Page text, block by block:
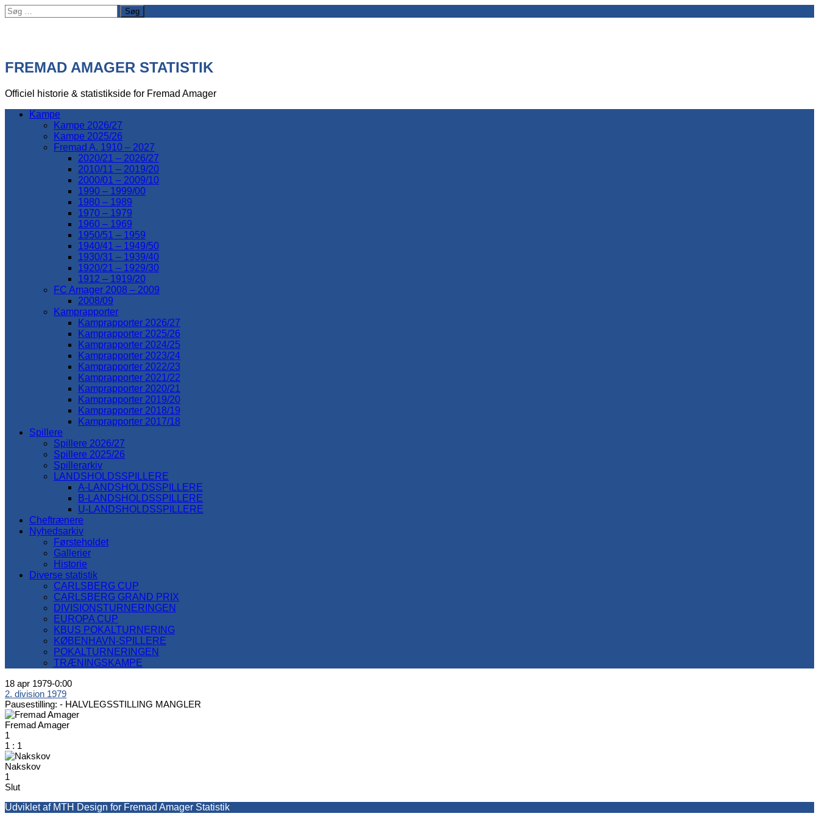
Søg
efter:
FREMAD AMAGER STATISTIK
Officiel historie & statistikside for Fremad Amager
Kampe
Kampe 2026/27
Kampe 2025/26
Fremad A. 1910 – 2027
2020/21 – 2026/27
2010/11 – 2019/20
2000/01 – 2009/10
1990 – 1999/00
1980 – 1989
1970 – 1979
1960 – 1969
1950/51 – 1959
1940/41 – 1949/50
1930/31 – 1939/40
1920/21 – 1929/30
1912 – 1919/20
FC Amager 2008 – 2009
2008/09
Kamprapporter
Kamprapporter 2026/27
Kamprapporter 2025/26
Kamprapporter 2024/25
Kamprapporter 2023/24
Kamprapporter 2022/23
Kamprapporter 2021/22
Kamprapporter 2020/21
Kamprapporter 2019/20
Kamprapporter 2018/19
Kamprapporter 2017/18
Spillere
Spillere 2026/27
Spillere 2025/26
Spillerarkiv
LANDSHOLDSSPILLERE
A-LANDSHOLDSSPILLERE
B-LANDSHOLDSSPILLERE
U-LANDSHOLDSSPILLERE
Cheftrænere
Nyhedsarkiv
Førsteholdet
Gallerier
Historie
Diverse statistik
CARLSBERG CUP
CARLSBERG GRAND PRIX
DIVISIONSTURNERINGEN
EUROPA CUP
KBUS POKALTURNERING
KØBENHAVN-SPILLERE
POKALTURNERINGEN
TRÆNINGSKAMPE
18 apr 1979-0:00
2. division 1979
Pausestilling: - HALVLEGSSTILLING MANGLER
Fremad Amager
1
1 : 1
Nakskov
1
Slut
Udviklet af MTH Design for Fremad Amager Statistik